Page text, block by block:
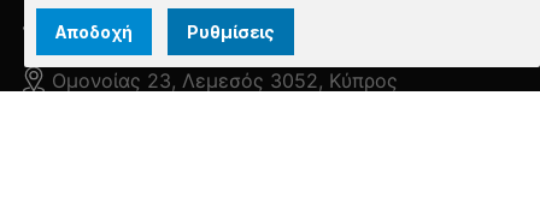
Μεσογαίας
Ομονοίας 23, Λεμεσός 3052, Κύπρος
Αποδοχή Ρυθμίσεις